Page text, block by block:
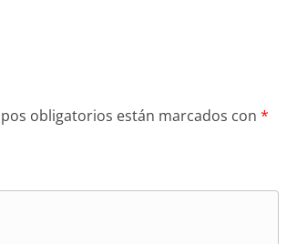
obligatorios están marcados con *